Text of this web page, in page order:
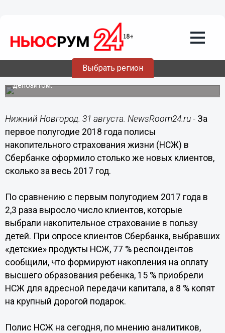
Выбрать регион
Сбербанк выяснил, для чего клиенты
оформляют накопительное
страхование жизни
Полис НСЖ на сегодня, по мнению аналитиков, является
самым распространенным инструментом целевых
накоплений на образование вместе с банковским
депозитом.
Нижний Новгород. 31 августа. NewsRoom24.ru - За
первое полугодие 2018 года полисы
накопительного страхования жизни (НСЖ) в
Сбербанке оформило столько же новых клиентов,
сколько за весь 2017 год.
По сравнению с первым полугодием 2017 года в
2,3 раза выросло число клиентов, которые
выбрали накопительное страхование в пользу
детей. При опросе клиентов Сбербанка, выбравших
«детские» продукты НСЖ, 77 % респондентов
сообщили, что формируют накопления на оплату
высшего образования ребенка, 15 % приобрели
НСЖ для адресной передачи капитала, а 8 % копят
на крупный дорогой подарок.
Полис НСЖ на сегодня, по мнению аналитиков,